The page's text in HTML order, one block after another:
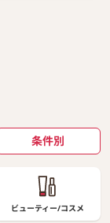
条件別
ビューティー/コスメ